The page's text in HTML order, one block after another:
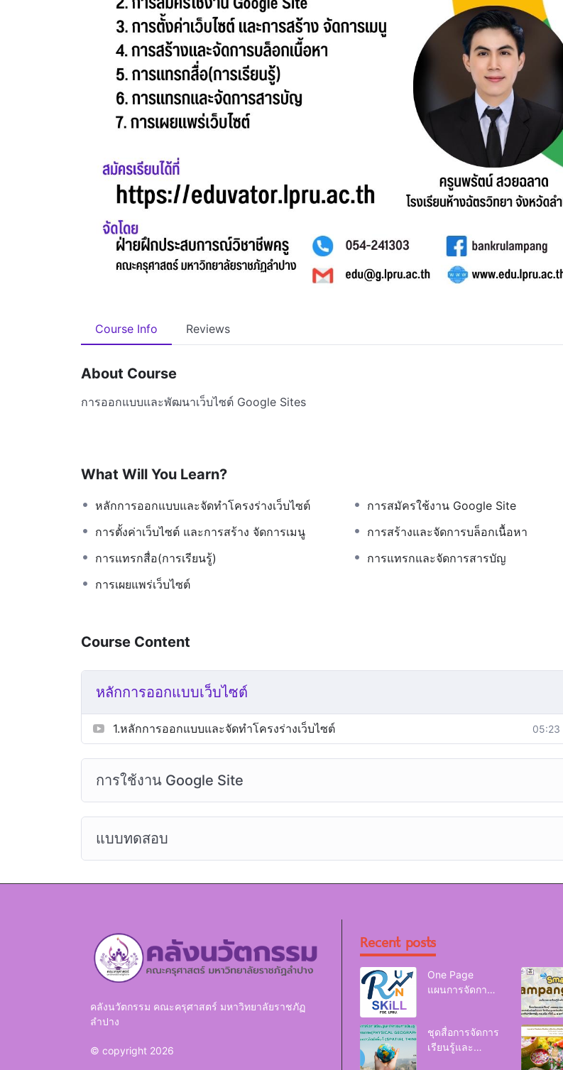
Course Info Reviews
About Course
การออกแบบและพัฒนาเว็บไซต์ Google Sites
What Will You Learn?
หลักการออกแบบและจัดทำโครงร่างเว็บไซต์
การสมัครใช้งาน Google Site
การตั้งค่าเว็บไซต์ และการสร้าง จัดการเมนู
การสร้างและจัดการบล็อกเนื้อหา
การแทรกสื่อ(การเรียนรู้)
การแทรกและจัดการสารบัญ
การเผยแพร่เว็บไซต์
Course Content
หลักการออกแบบเว็บไซต์
1.หลักการออกแบบและจัดทำโครงร่างเว็บไซต์ 05:23
การใช้งาน Google Site
แบบทดสอบ
คลังนวัตกรรม คณะครุศาสตร์ มหาวิทยาลัยราชภัฏ
ลำปาง
© copyright 2026
Recent posts
One Page
แผนการจัดการ
| FOE. LPRU.
ชุดสื่อการจัดการ
เรียนรู้และ